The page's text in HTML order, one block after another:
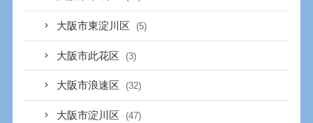
大阪市東淀川区 (5)
大阪市此花区 (3)
大阪市浪速区 (32)
大阪市淀川区 (47)